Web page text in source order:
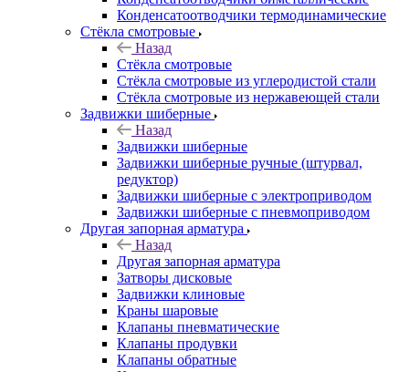
Конденсатоотводчики термодинамические
Стёкла смотровые
Назад
Стёкла смотровые
Стёкла смотровые из углеродистой стали
Стёкла смотровые из нержавеющей стали
Задвижки шиберные
Назад
Задвижки шиберные
Задвижки шиберные ручные (штурвал,
редуктор)
Задвижки шиберные с электроприводом
Задвижки шиберные с пневмоприводом
Другая запорная арматура
Назад
Другая запорная арматура
Затворы дисковые
Задвижки клиновые
Краны шаровые
Клапаны пневматические
Клапаны продувки
Клапаны обратные